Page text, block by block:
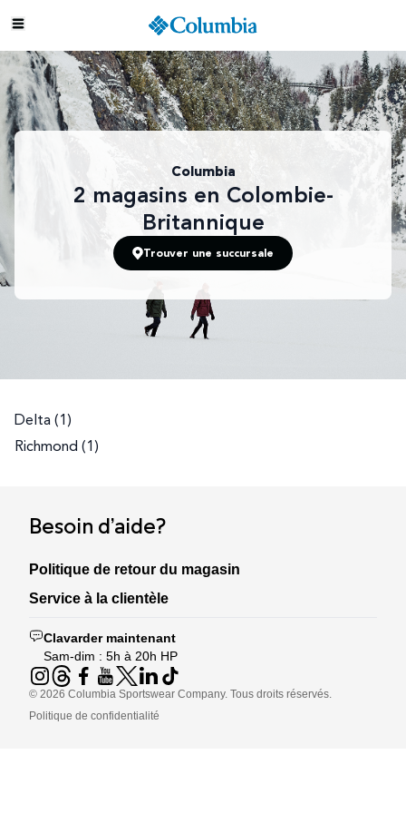
Columbia
2 magasins en Colombie-
Britannique
Trouver une succursale
Delta (1)
Richmond (1)
Besoin d’aide?
Politique de retour du magasin
Service à la clientèle
Clavarder maintenant
Sam-dim : 5h à 20h HP
© 2026 Columbia Sportswear Company. Tous droits réservés.
Politique de confidentialité